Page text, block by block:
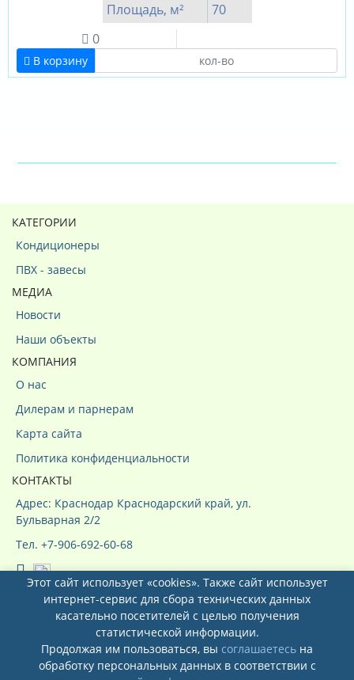
Площадь, м²
70
0
В корзину
КАТЕГОРИИ
Кондиционеры
ПВХ - завесы
МЕДИА
Новости
Наши объекты
КОМПАНИЯ
О нас
Дилерам и парнерам
Карта сайта
Политика конфиденциальности
КОНТАКТЫ
Адрес: Краснодар Краснодарский край, ул.
Бульварная 2/2
Тел. +7-906-692-60-68
Системы кондиционирования ООО
"КурсКлимат"© 2026
Этот сайт использует «cookies». Также сайт использует
интернет-сервис для сбора технических данных
касательно посетителей с целью получения
статистической информации.
Продолжая им пользоваться, вы соглашаетесь на
обработку персональных данных в соответствии с